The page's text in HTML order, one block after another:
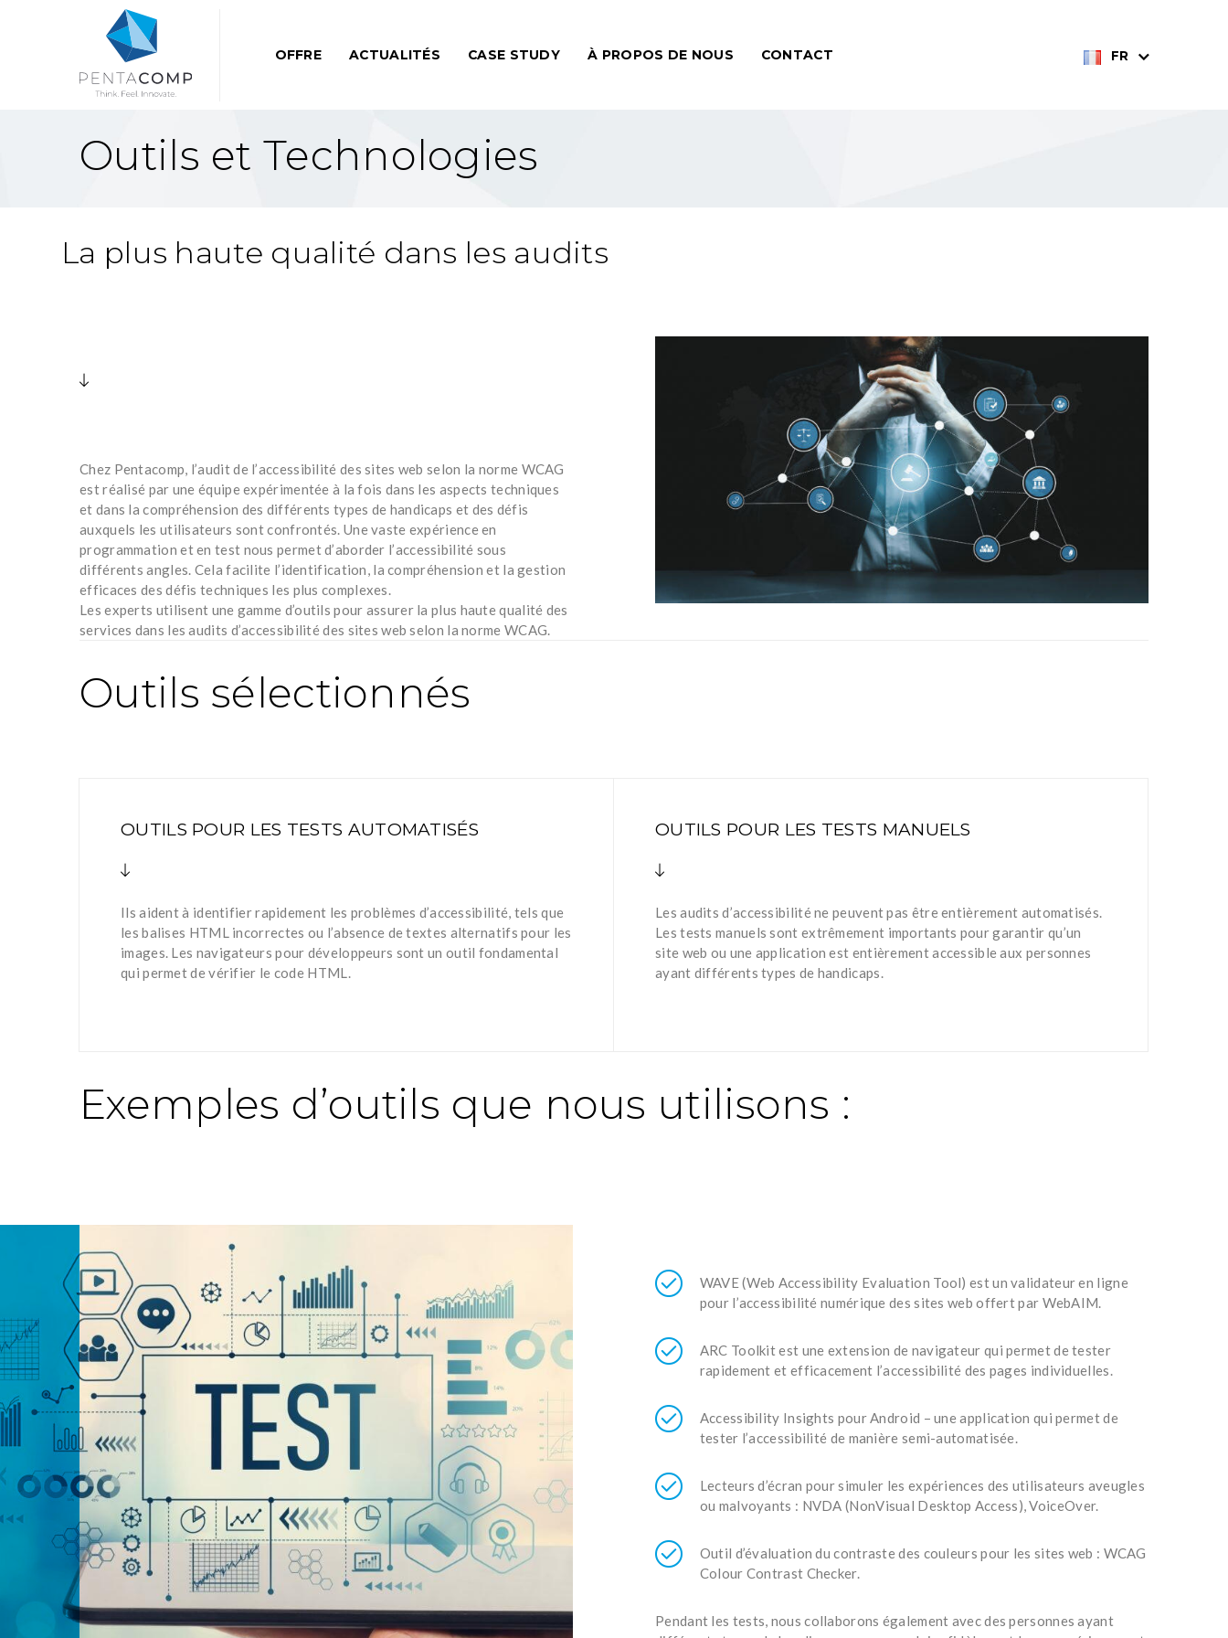
OFFRE ACTUALITÉS CASE STUDY À PROPOS DE NOUS CONTACT FR
Outils et Technologies
La plus haute qualité dans les audits
Chez Pentacomp, l’audit de l’accessibilité des sites web selon la norme WCAG
est réalisé par une équipe expérimentée à la fois dans les aspects techniques
et dans la compréhension des différents types de handicaps et des défis
auxquels les utilisateurs sont confrontés. Une vaste expérience en
programmation et en test nous permet d’aborder l’accessibilité sous
différents angles. Cela facilite l’identification, la compréhension et la gestion
efficaces des défis techniques les plus complexes.
Les experts utilisent une gamme d’outils pour assurer la plus haute qualité des
services dans les audits d’accessibilité des sites web selon la norme WCAG.
Outils sélectionnés
OUTILS POUR LES TESTS AUTOMATISÉS
Ils aident à identifier rapidement les problèmes d’accessibilité, tels que
les balises HTML incorrectes ou l’absence de textes alternatifs pour les
images. Les navigateurs pour développeurs sont un outil fondamental
qui permet de vérifier le code HTML.
OUTILS POUR LES TESTS MANUELS
Les audits d’accessibilité ne peuvent pas être entièrement automatisés.
Les tests manuels sont extrêmement importants pour garantir qu’un
site web ou une application est entièrement accessible aux personnes
ayant différents types de handicaps.
Exemples d’outils que nous utilisons :
WAVE (Web Accessibility Evaluation Tool) est un validateur en ligne
pour l’accessibilité numérique des sites web offert par WebAIM.
ARC Toolkit est une extension de navigateur qui permet de tester
rapidement et efficacement l’accessibilité des pages individuelles.
Accessibility Insights pour Android – une application qui permet de
tester l’accessibilité de manière semi-automatisée.
Lecteurs d’écran pour simuler les expériences des utilisateurs aveugles
ou malvoyants : NVDA (NonVisual Desktop Access), VoiceOver.
Outil d’évaluation du contraste des couleurs pour les sites web : WCAG
Colour Contrast Checker.
Pendant les tests, nous collaborons également avec des personnes ayant